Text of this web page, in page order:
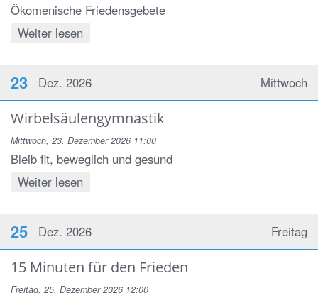
Ökomenische Friedensgebete
Weiter lesen
Mittwoch
23 Dez. 2026
Wirbelsäulengymnastik
Mittwoch, 23. Dezember 2026 11:00
Bleib fit, beweglich und gesund
Weiter lesen
Freitag
25 Dez. 2026
15 Minuten für den Frieden
Freitag, 25. Dezember 2026 12:00